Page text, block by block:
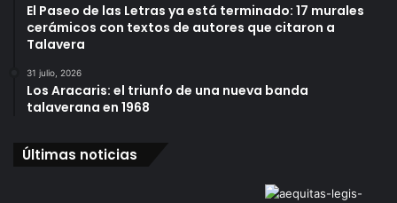
El Paseo de las Letras ya está terminado: 17 murales
cerámicos con textos de autores que citaron a
Talavera
31 julio, 2026
Los Aracaris: el triunfo de una nueva banda
talaverana en 1968
Últimas noticias